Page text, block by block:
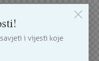
i vijesti koje